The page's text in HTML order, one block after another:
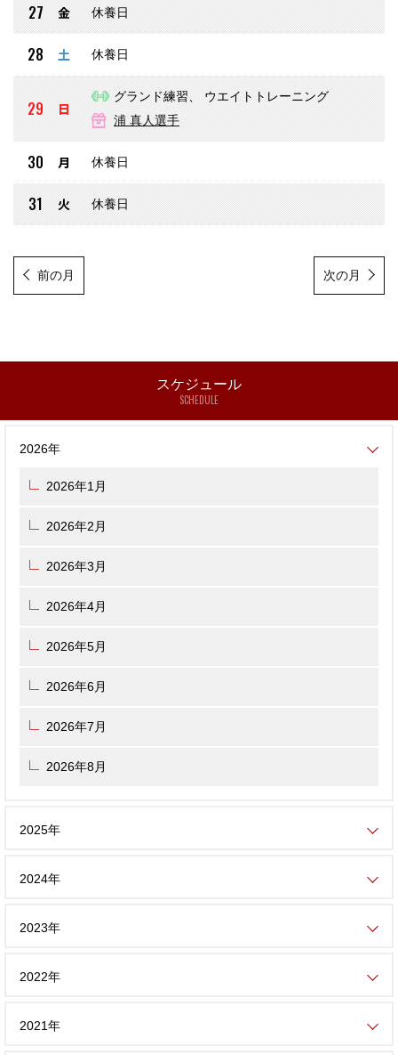
27 金 休養日
28 土 休養日
29 日
グランド練習、 ウエイトトレーニング
浦 真人選手
30 月 休養日
31 火 休養日
前の月 次の月
スケジュール
SCHEDULE
2026年
2026年1月
2026年2月
2026年3月
2026年4月
2026年5月
2026年6月
2026年7月
2026年8月
2025年
2024年
2023年
2022年
2021年